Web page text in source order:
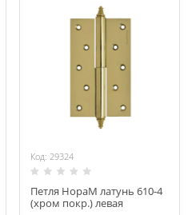
Код: 29324
Петля НораМ латунь 610-4
(хром покр.) левая